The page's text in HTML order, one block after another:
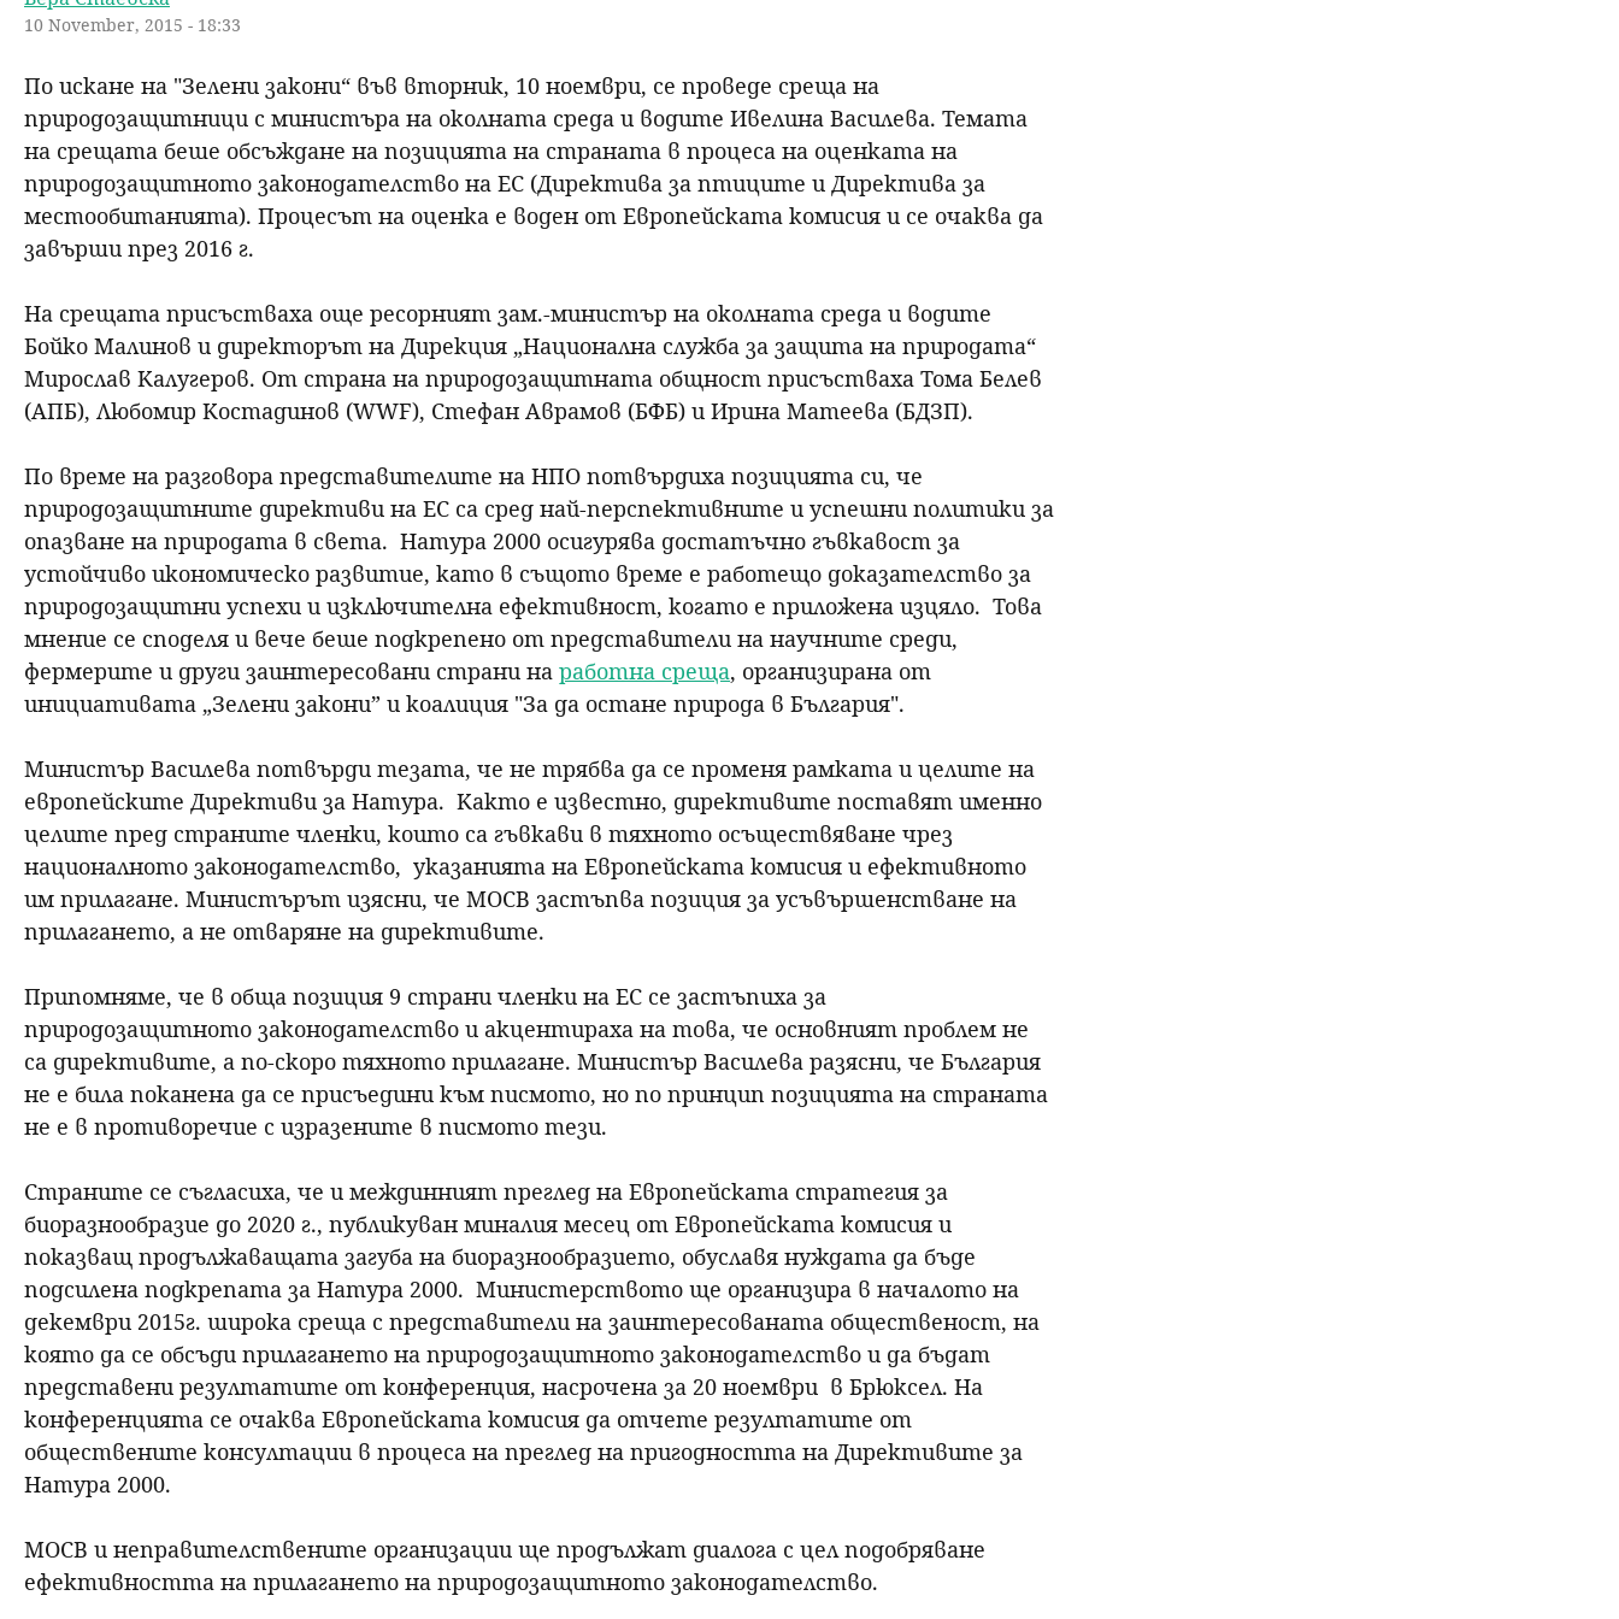
н
ю
10 November, 2015 - 18:33
По искане на "Зелени закони“ във вторник, 10 ноември, се проведе среща на
природозащитници с министъра на околната среда и водите Ивелина Василева. Темата
на срещата беше обсъждане на позицията на страната в процеса на оценката на
природозащитното законодателство на ЕС (Директива за птиците и Директива за
местообитанията). Процесът на оценка е воден от Европейската комисия и се очаква да
завърши през 2016 г.
На срещата присъстваха още ресорният зам.-министър на околната среда и водите
Бойко Малинов и директорът на Дирекция „Национална служба за защита на природата“
Мирослав Калугеров. От страна на природозащитната общност присъстваха Тома Белев
(АПБ), Любомир Костадинов (WWF), Стефан Аврамов (БФБ) и Ирина Матеева (БДЗП).
По време на разговора представителите на НПО потвърдиха позицията си, че
природозащитните директиви на ЕС са сред най-перспективните и успешни политики за
опазване на природата в света. Натура 2000 осигурява достатъчно гъвкавост за
устойчиво икономическо развитие, като в същото време е работещо доказателство за
природозащитни успехи и изключителна ефективност, когато е приложена изцяло. Това
мнение се споделя и вече беше подкрепено от представители на научните среди,
фермерите и други заинтересовани страни на работна среща, организирана от
инициативата „Зелени закони” и коалиция "За да остане природа в България".
Министър Василева потвърди тезата, че не трябва да се променя рамката и целите на
европейските Директиви за Натура. Както е известно, директивите поставят именно
целите пред страните членки, които са гъвкави в тяхното осъществяване чрез
националното законодателство, указанията на Европейската комисия и ефективното
им прилагане. Министърът изясни, че МОСВ застъпва позиция за усъвършенстване на
прилагането, а не отваряне на директивите.
Припомняме, че в обща позиция 9 страни членки на ЕС се застъпиха за
природозащитното законодателство и акцентираха на това, че основният проблем не
са директивите, а по-скоро тяхното прилагане. Министър Василева разясни, че България
не е била поканена да се присъедини към писмото, но по принцип позицията на страната
не е в противоречие с изразените в писмото тези.
Страните се съгласиха, че и междинният преглед на Европейската стратегия за
биоразнообразие до 2020 г., публикуван миналия месец от Европейската комисия и
показващ продължаващата загуба на биоразнообразието, обуславя нуждата да бъде
подсилена подкрепата за Натура 2000. Министерството ще организира в началото на
декември 2015г. широка среща с представители на заинтересованата общественост, на
която да се обсъди прилагането на природозащитното законодателство и да бъдат
представени резултатите от конференция, насрочена за 20 ноември в Брюксел. На
конференцията се очаква Европейската комисия да отчете резултатите от
обществените консултации в процеса на преглед на пригодността на Директивите за
Натура 2000.
МОСВ и неправителствените организации ще продължат диалога с цел подобряване
ефективността на прилагането на природозащитното законодателство.